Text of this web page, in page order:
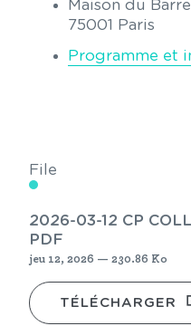
Maison du
75001 Paris
Programme et
File
2026-03-12 CP
PDF
jeu 12, 2026 — 230.86 Ko
TÉLÉCHARGER